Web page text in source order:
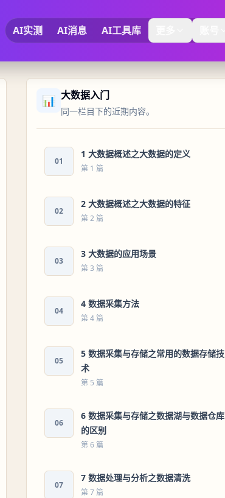
AI实测 AI消息 AI工具库
📊 大数据入门
同一栏目下的近期内容。
01
1 大数据概述之大数据的定义
第 1 篇
02
2 大数据概述之大数据的特征
第 2 篇
03
3 大数据的应用场景
第 3 篇
04
4 数据采集方法
第 4 篇
05
5 数据采集与存储之常用的数据存储技
术
第 5 篇
06
6 数据采集与存储之数据湖与数据仓库
的区别
第 6 篇
07
7 数据处理与分析之数据清洗
第 7 篇